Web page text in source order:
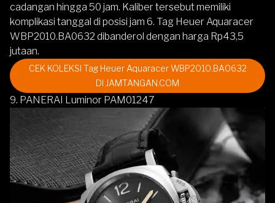
cadangan hingga 50 jam. Kaliber tersebut memiliki
komplikasi tanggal di posisi jam 6. Tag Heuer Aquaracer
WBP2010.BA0632 dibanderol dengan harga Rp43,5
jutaan.
CEK KOLEKSI Tag Heuer Aquaracer WBP2010.BA0632
DI JAMTANGAN.COM
9. PANERAI Luminor PAM01247